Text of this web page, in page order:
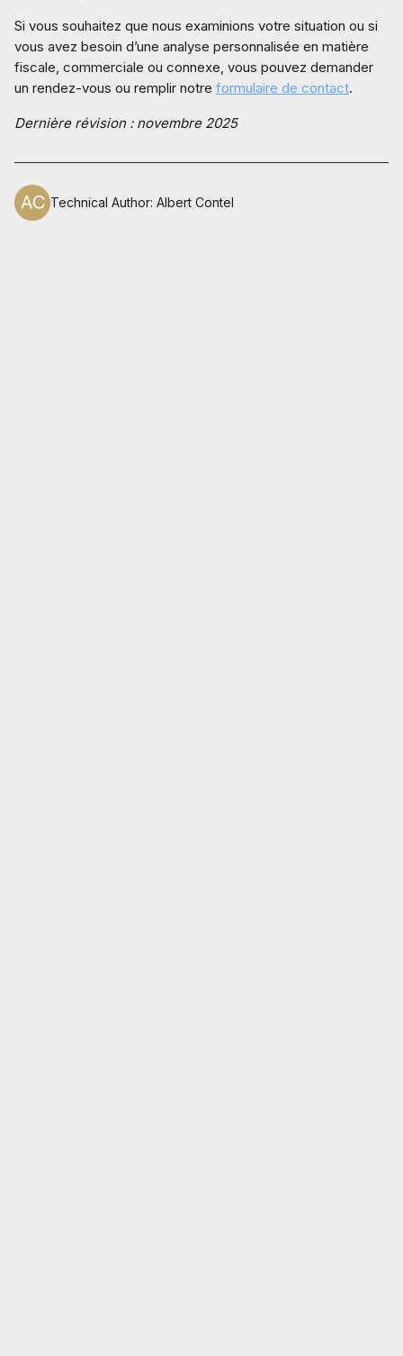
Si vous souhaitez que nous examinions votre situation ou si
vous avez besoin d’une analyse personnalisée en matière
fiscale, commerciale ou connexe, vous pouvez demander
un rendez-vous ou remplir notre formulaire de contact.
Dernière révision : novembre 2025
Technical Author: Albert Contel